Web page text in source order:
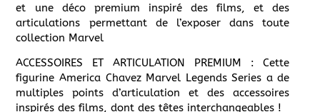
et une déco premium inspiré des films, et des
articulations permettant de l’exposer dans toute
collection Marvel
ACCESSOIRES ET ARTICULATION PREMIUM : Cette
figurine America Chavez Marvel Legends Series a de
multiples points d’articulation et des accessoires
inspirés des films, dont des têtes interchangeables !